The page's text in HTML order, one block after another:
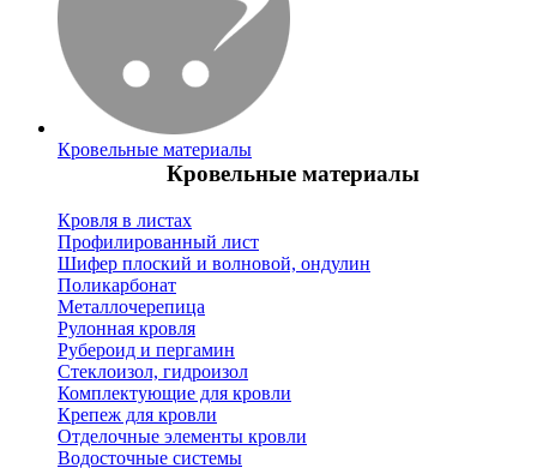
Кровельные материалы
Кровельные материалы
Кровля в листах
Профилированный лист
Шифер плоский и волновой, ондулин
Поликарбонат
Металлочерепица
Рулонная кровля
Рубероид и пергамин
Стеклоизол, гидроизол
Комплектующие для кровли
Крепеж для кровли
Отделочные элементы кровли
Водосточные системы